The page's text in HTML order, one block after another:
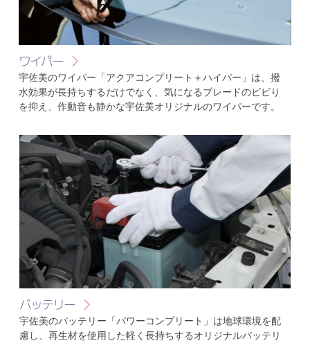
ワイパー
宇佐美のワイパー「アクアコンプリート＋ハイパー」は、撥
水効果が長持ちするだけでなく、気になるブレードのビビり
を抑え、作動音も静かな宇佐美オリジナルのワイパーです。
バッテリー
宇佐美のバッテリー「パワーコンプリート」は地球環境を配
慮し、再生材を使用した軽く長持ちするオリジナルバッテリ